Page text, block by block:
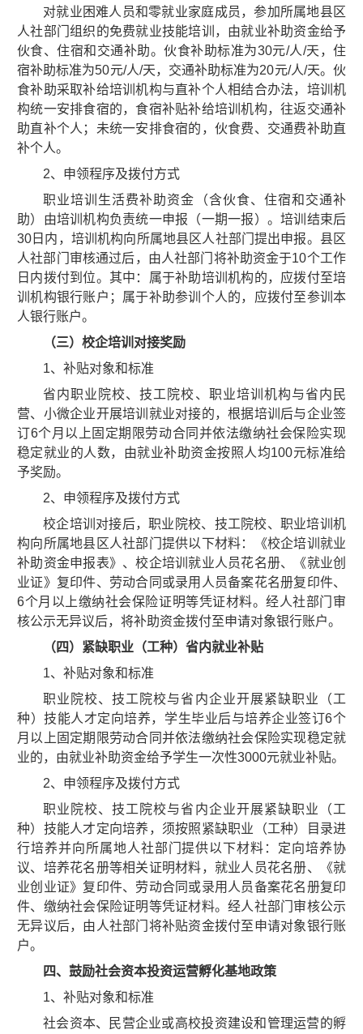
对就业困难人员和零就业家庭成员，参加所属地县区
人社部门组织的免费就业技能培训，由就业补助资金给予
伙食、住宿和交通补助。伙食补助标准为30元/人/天，住
宿补助标准为50元/人/天，交通补助标准为20元/人/天。伙
食补助采取补给培训机构与直补个人相结合办法，培训机
构统一安排食宿的，食宿补贴补给培训机构，往返交通补
助直补个人；未统一安排食宿的，伙食费、交通费补助直
补个人。
2、申领程序及拨付方式
职业培训生活费补助资金（含伙食、住宿和交通补
助）由培训机构负责统一申报（一期一报）。培训结束后
30日内，培训机构向所属地县区人社部门提出申报。县区
人社部门审核通过后，由人社部门将补助资金于10个工作
日内拨付到位。其中：属于补助培训机构的，应拨付至培
训机构银行账户；属于补助参训个人的，应拨付至参训本
人银行账户。
（三）校企培训对接奖励
1、补贴对象和标准
省内职业院校、技工院校、职业培训机构与省内民
营、小微企业开展培训就业对接的，根据培训后与企业签
订6个月以上固定期限劳动合同并依法缴纳社会保险实现
稳定就业的人数，由就业补助资金按照人均100元标准给
予奖励。
2、申领程序及拨付方式
校企培训对接后，职业院校、技工院校、职业培训机
构向所属地县区人社部门提供以下材料：《校企培训就业
补助资金申报表》、校企培训就业人员花名册、《就业创
业证》复印件、劳动合同或录用人员备案花名册复印件、
6个月以上缴纳社会保险证明等凭证材料。经人社部门审
核公示无异议后，将补助资金拨付至申请对象银行账户。
（四）紧缺职业（工种）省内就业补贴
1、补贴对象和标准
职业院校、技工院校与省内企业开展紧缺职业（工
种）技能人才定向培养，学生毕业后与培养企业签订6个
月以上固定期限劳动合同并依法缴纳社会保险实现稳定就
业的，由就业补助资金给予学生一次性3000元就业补贴。
2、申领程序及拨付方式
职业院校、技工院校与省内企业开展紧缺职业（工
种）技能人才定向培养，须按照紧缺职业（工种）目录进
行培养并向所属地人社部门提供以下材料：定向培养协
议、培养花名册等相关证明材料，就业人员花名册、《就
业创业证》复印件、劳动合同或录用人员备案花名册复印
件、缴纳社会保险证明等凭证材料。经人社部门审核公示
无异议后，由人社部门将补贴资金拨付至申请对象银行账
户。
四、鼓励社会资本投资运营孵化基地政策
1、补贴对象和标准
社会资本、民营企业或高校投资建设和管理运营的孵